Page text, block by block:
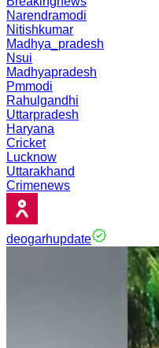
Narendramodi
Nitishkumar
Madhya_pradesh
Nsui
Madhyapradesh
Pmmodi
Rahulgandhi
Uttarpradesh
Haryana
Cricket
Lucknow
Uttarakhand
Crimenews
deogarhupdate